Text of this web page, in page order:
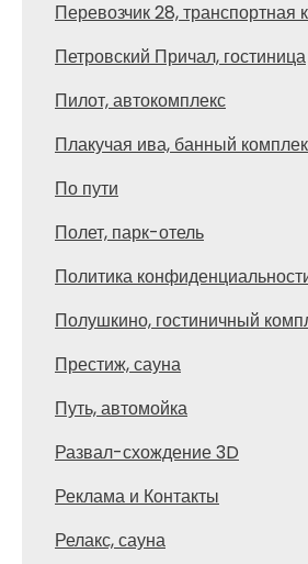
Перевозчик 28, транспортная
Петровский Причал, гостиница
Пилот, автокомплекс
Плакучая ива, банный
По пути
Полет, парк-отель
Политика
Полушкино, гостиничный
Престиж, сауна
Путь, автомойка
Развал-схождение 3D
Реклама и Контакты
Релакс, сауна